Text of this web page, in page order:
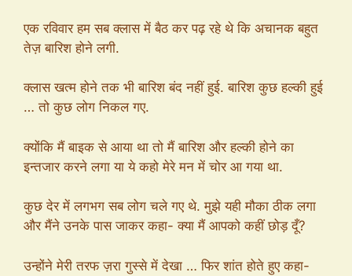
एक रविवार हम सब क्लास में बैठ कर पढ़ रहे थे कि अचानक बहुत
तेज़ बारिश होने लगी.
क्लास खत्म होने तक भी बारिश बंद नहीं हुई. बारिश कुछ हल्की हुई
… तो कुछ लोग निकल गए.
क्योंकि मैं बाइक से आया था तो मैं बारिश और हल्की होने का
इन्तजार करने लगा या ये कहो मेरे मन में चोर आ गया था.
कुछ देर में लगभग सब लोग चले गए थे. मुझे यही मौका ठीक लगा
और मैंने उनके पास जाकर कहा- क्या मैं आपको कहीं छोड़ दूँ?
उन्होंने मेरी तरफ ज़रा गुस्से में देखा … फिर शांत होते हुए कहा-